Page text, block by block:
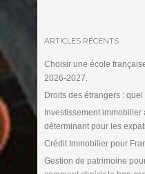
ARTICLES RÉCENTS
Choisir une école
2026-2027.
Droits des étrangers :
Investissement immobilier
déterminant pour les
Crédit Immobilier pour
Gestion de patrimoine